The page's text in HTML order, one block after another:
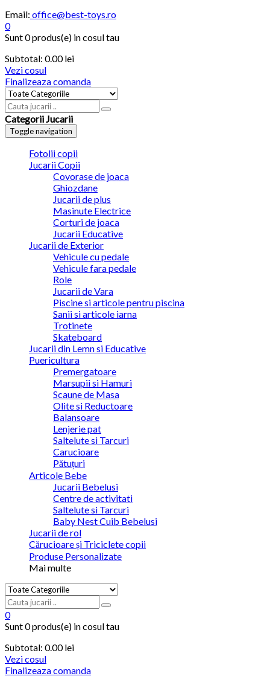
Email: office@best-toys.ro
0
Sunt0 produs(e) in cosul tau
Subtotal: 0.00 lei
Vezi cosul
Finalizeaza comanda
Categorii Jucarii
Toggle navigation
Fotolii copii
Jucarii Copii
Covorase de joaca
Ghiozdane
Jucarii de plus
Masinute Electrice
Corturi de joaca
Jucarii Educative
Jucarii de Exterior
Vehicule cu pedale
Vehicule fara pedale
Role
Jucarii de Vara
Piscine si articole pentru piscina
Sanii si articole iarna
Trotinete
Skateboard
Jucarii din Lemn si Educative
Puericultura
Premergatoare
Marsupii si Hamuri
Scaune de Masa
Olite si Reductoare
Balansoare
Lenjerie pat
Saltelute si Tarcuri
Carucioare
Pătuțuri
Articole Bebe
Jucarii Bebelusi
Centre de activitati
Saltelute si Tarcuri
Baby Nest Cuib Bebelusi
Jucarii de rol
Cărucioare și Triciclete copii
Produse Personalizate
Mai multe
0
Sunt0 produs(e) in cosul tau
Subtotal: 0.00 lei
Vezi cosul
Finalizeaza comanda